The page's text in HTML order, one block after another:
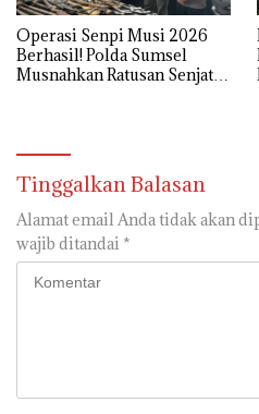
Operasi Senpi Musi 2026
Berhasil! Polda Sumsel
Musnahkan Ratusan Senjata
Tinggalkan Balasan
Alamat email Anda tidak akan
wajib ditandai *